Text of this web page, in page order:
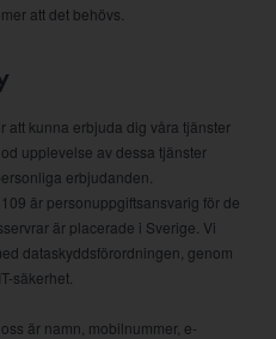
att det behövs.
att kunna erbjuda dig våra tjänster
upplevelse av dessa tjänster
erbjudanden.
är personuppgiftsansvarig för de
är placerade i Sverige. Vi
dataskyddsförordningen, genom
säkerhet.
är namn, mobilnummer, e-